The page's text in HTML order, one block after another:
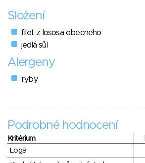
Složení
filet z lososa obecneho
jedlá sůl
Alergeny
ryby
Podrobné hodnocení
Kritérium
Loga